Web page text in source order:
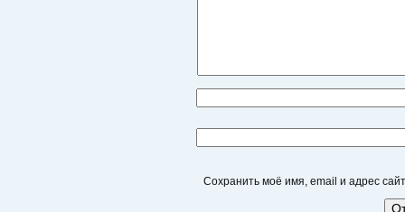
Сохранить моё имя, email и адрес